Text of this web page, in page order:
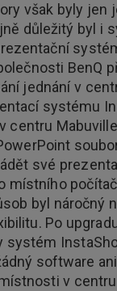
však byly jen
důležitý byl i
BenQ
jednání v
systému
centru
své
místního
byl náročný
Po
systém
software
v